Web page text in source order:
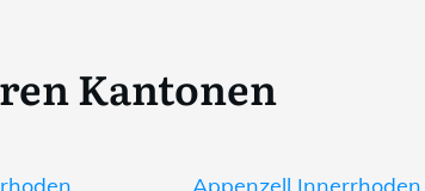
Kantonen